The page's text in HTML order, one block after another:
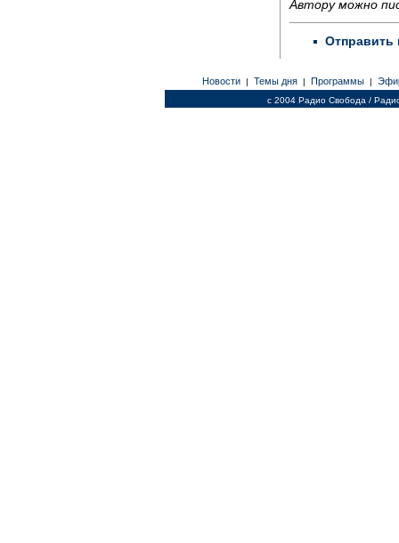
Автору можно
Отправить
Новости | Темы дня | Программы |
c 2004 Радио Свобода /